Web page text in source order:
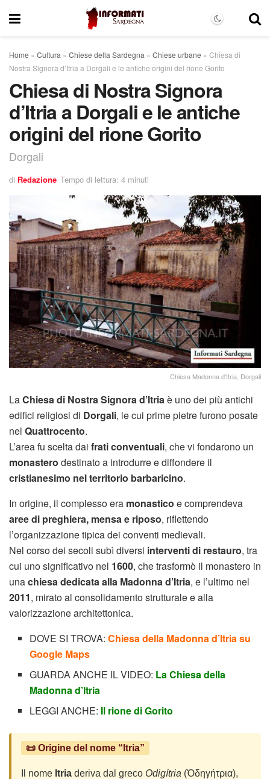
Home » Cultura » Chiese della Sardegna » Chiese urbane » Chiesa di
Nostra Signora d’Itria a Dorgali e le antiche origini del rione Gorito
Chiesa di Nostra Signora
d’Itria a Dorgali e le antiche
origini del rione Gorito
Dorgali
di Redazione Tempo di lettura: 4 minuti
Chiesa Madonna d'Itria, Dorgali
LaChiesa di Nostra Signora d’Itriaè uno dei più antichi
edifici religiosi di Dorgali, le cui prime pietre furono posate
nel Quattrocento.
L’area fu scelta dai frati conventuali, che vi fondarono un
monastero destinato a introdurre e diffondere il
cristianesimo nel territorio barbaricino.
In origine, il complesso era monastico e comprendeva
aree di preghiera, mensa e riposo, riflettendo
l’organizzazione tipica dei conventi medievali.
Nel corso dei secoli subì diversi interventi di restauro, tra
cui uno significativo nel 1600, che trasformò il monastero in
unachiesa dedicata alla Madonna d’Itria, e l’ultimo nel
2011, mirato al consolidamento strutturale e alla
valorizzazione architettonica.
DOVE SI TROVA:Chiesa della Madonna d’Itria su
Google Maps
GUARDA ANCHE IL VIDEO: La Chiesa della
Madonna d’Itria
LEGGI ANCHE: Il rione di Gorito
📜 Origine del nome “Itria”
Il nome Itria deriva dal greco Odigítria (Ὁδηγήτρια),